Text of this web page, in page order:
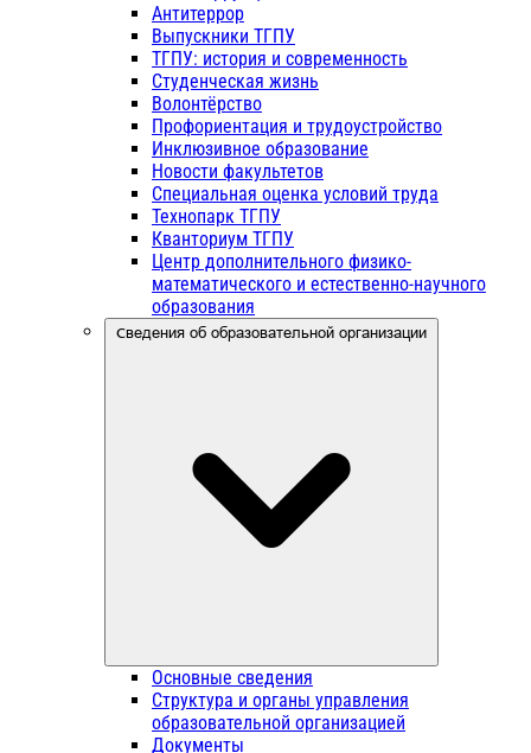
Антитеррор
Выпускники ТГПУ
ТГПУ: история и современность
Студенческая жизнь
Волонтёрство
Профориентация и трудоустройство
Инклюзивное образование
Новости факультетов
Специальная оценка условий труда
Технопарк ТГПУ
Кванториум ТГПУ
Центр дополнительного физико-
математического и естественно-научного
образования
Сведения об образовательной организации
Основные сведения
Структура и органы управления
образовательной организацией
Документы